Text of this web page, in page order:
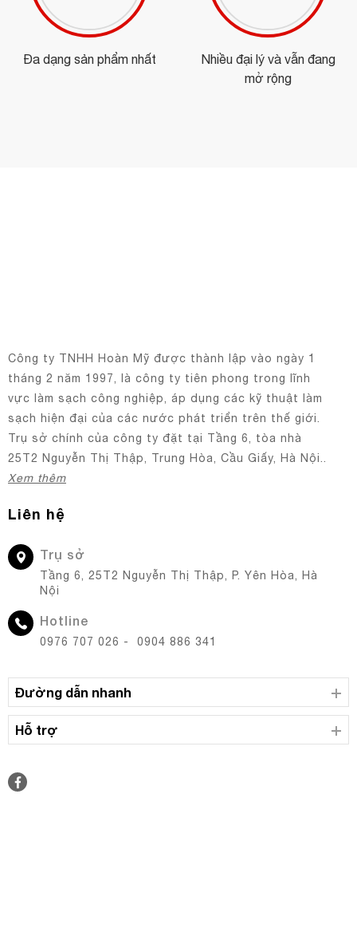
Đa dạng sản phẩm nhất
Nhiều đại lý và vẫn đang
mở rộng
Công ty TNHH Hoàn Mỹ được thành lập vào ngày 1
tháng 2 năm 1997, là công ty tiên phong trong lĩnh
vực làm sạch công nghiệp, áp dụng các kỹ thuật làm
sạch hiện đại của các nước phát triển trên thế giới.
Trụ sở chính của công ty đặt tại Tầng 6, tòa nhà
25T2 Nguyễn Thị Thập, Trung Hòa, Cầu Giấy, Hà Nội..
Xem thêm
Liên hệ
Trụ sở
Tầng 6, 25T2 Nguyễn Thị Thập, P. Yên Hòa, Hà
Nội
Hotline
0976 707 026 - 0904 886 341
Đường dẫn nhanh
Hỗ trợ